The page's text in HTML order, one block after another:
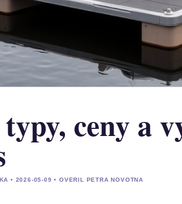
ceny a
• 2026-05-09 • OVERIL PETRA NOVOTNA